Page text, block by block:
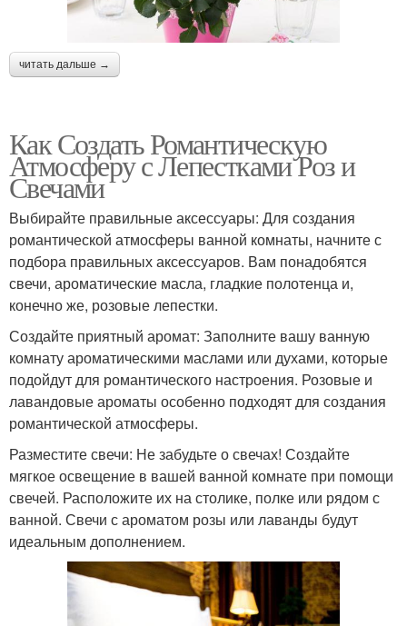
читать дальше →
Как Создать Романтическую
Атмосферу с Лепестками Роз и
Свечами
Выбирайте правильные аксессуары: Для создания
романтической атмосферы ванной комнаты, начните с
подбора правильных аксессуаров. Вам понадобятся
свечи, ароматические масла, гладкие полотенца и,
конечно же, розовые лепестки.
Создайте приятный аромат: Заполните вашу ванную
комнату ароматическими маслами или духами, которые
подойдут для романтического настроения. Розовые и
лавандовые ароматы особенно подходят для создания
романтической атмосферы.
Разместите свечи: Не забудьте о свечах! Создайте
мягкое освещение в вашей ванной комнате при помощи
свечей. Расположите их на столике, полке или рядом с
ванной. Свечи с ароматом розы или лаванды будут
идеальным дополнением.